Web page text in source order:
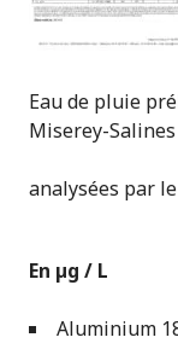
Eau de pluie
Miserey-
analysées par
En µg / L
Aluminium